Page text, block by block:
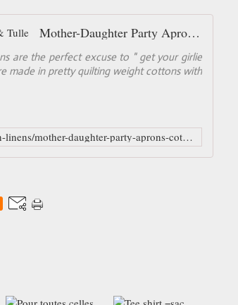
Mother-Daughter Party Aprons in Cotton & Tulle
are the perfect excuse to " get your girlie
made in pretty quilting weight cottons with
http://www.sew4home.com/projects/kitchen-linens/mother-daughter-party-aprons-cotton-tulle